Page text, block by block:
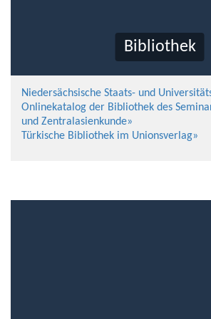
Bibliothek
Niedersächsische Staats- und
Onlinekatalog der Bibliothek des
und Zentralasienkunde»
Türkische Bibliothek im Unionsverlag»